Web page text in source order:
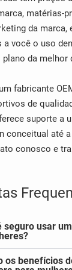
matérias-
da marca,
a você o uso
da melhor
fabricante
de
suporte a
conceitual até
conosco e
seguro usar
os benefícios